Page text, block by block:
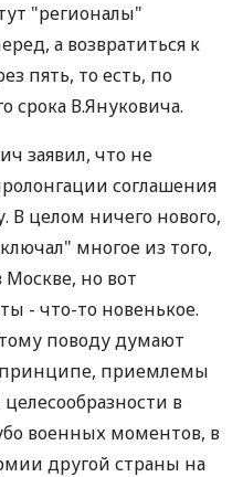
"регионалы"
а возвратиться к
пять, то есть, по
срока В.Януковича.
заявил, что не
соглашения
целом ничего нового,
многое из того,
но вот
- что-то новенькое.
поводу думают
принципе, приемлемы
в
военных моментов, в
другой страны на